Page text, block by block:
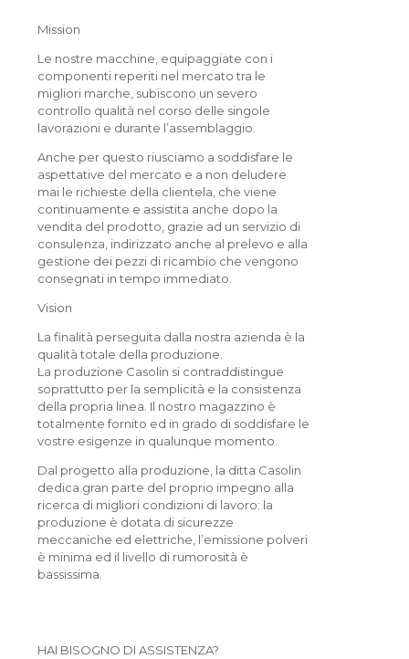
Mission
Le nostre macchine, equipaggiate con i
componenti reperiti nel mercato tra le
migliori marche, subiscono un severo
controllo qualità nel corso delle singole
lavorazioni e durante l’assemblaggio.
Anche per questo riusciamo a soddisfare le
aspettative del mercato e a non deludere
mai le richieste della clientela, che viene
continuamente e assistita anche dopo la
vendita del prodotto, grazie ad un servizio di
consulenza, indirizzato anche al prelevo e alla
gestione dei pezzi di ricambio che vengono
consegnati in tempo immediato.
Vision
La finalità perseguita dalla nostra azienda è la
qualità totale della produzione.
La produzione Casolin si contraddistingue
soprattutto per la semplicità e la consistenza
della propria linea. Il nostro magazzino è
totalmente fornito ed in grado di soddisfare le
vostre esigenze in qualunque momento.
Dal progetto alla produzione, la ditta Casolin
dedica gran parte del proprio impegno alla
ricerca di migliori condizioni di lavoro: la
produzione è dotata di sicurezze
meccaniche ed elettriche, l’emissione polveri
è minima ed il livello di rumorosità è
bassissima.
HAI BISOGNO DI ASSISTENZA?